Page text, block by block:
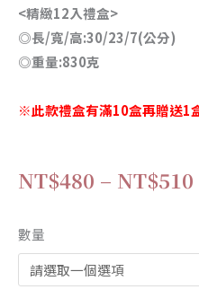
<精緻12入禮盒>
◎長/寬/高:30/23/7(公分)
◎重量:830克
※此款禮盒有滿10盒再贈送1
NT$480 – NT$510
數量
綜
合
堅